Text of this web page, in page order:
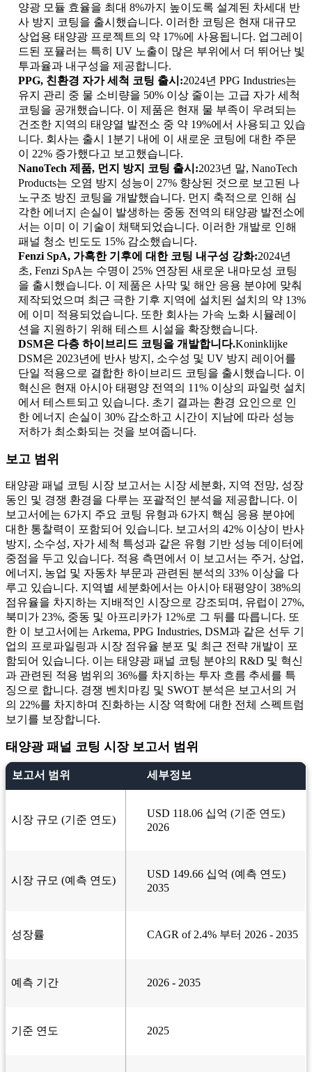
양광 모듈 효율을 최대 8%까지 높이도록 설계된 차세대 반
사 방지 코팅을 출시했습니다. 이러한 코팅은 현재 대규모
상업용 태양광 프로젝트의 약 17%에 사용됩니다. 업그레이
드된 포뮬러는 특히 UV 노출이 많은 부위에서 더 뛰어난 빛
투과율과 내구성을 제공합니다.
PPG, 친환경 자가 세척 코팅 출시:2024년 PPG Industries는
유지 관리 중 물 소비량을 50% 이상 줄이는 고급 자가 세척
코팅을 공개했습니다. 이 제품은 현재 물 부족이 우려되는
건조한 지역의 태양열 발전소 중 약 19%에서 사용되고 있습
니다. 회사는 출시 1분기 내에 이 새로운 코팅에 대한 주문
이 22% 증가했다고 보고했습니다.
NanoTech 제품, 먼지 방지 코팅 출시:2023년 말, NanoTech
Products는 오염 방지 성능이 27% 향상된 것으로 보고된 나
노구조 방진 코팅을 개발했습니다. 먼지 축적으로 인해 심
각한 에너지 손실이 발생하는 중동 전역의 태양광 발전소에
서는 이미 이 기술이 채택되었습니다. 이러한 개발로 인해
패널 청소 빈도도 15% 감소했습니다.
Fenzi SpA, 가혹한 기후에 대한 코팅 내구성 강화:2024년
초, Fenzi SpA는 수명이 25% 연장된 새로운 내마모성 코팅
을 출시했습니다. 이 제품은 사막 및 해안 응용 분야에 맞춰
제작되었으며 최근 극한 기후 지역에 설치된 설치의 약 13%
에 이미 적용되었습니다. 또한 회사는 가속 노화 시뮬레이
션을 지원하기 위해 테스트 시설을 확장했습니다.
DSM은 다층 하이브리드 코팅을 개발합니다.Koninklijke
DSM은 2023년에 반사 방지, 소수성 및 UV 방지 레이어를
단일 적용으로 결합한 하이브리드 코팅을 출시했습니다. 이
혁신은 현재 아시아 태평양 전역의 11% 이상의 파일럿 설치
에서 테스트되고 있습니다. 초기 결과는 환경 요인으로 인
한 에너지 손실이 30% 감소하고 시간이 지남에 따라 성능
저하가 최소화되는 것을 보여줍니다.
보고 범위
태양광 패널 코팅 시장 보고서는 시장 세분화, 지역 전망, 성장
동인 및 경쟁 환경을 다루는 포괄적인 분석을 제공합니다. 이
보고서에는 6가지 주요 코팅 유형과 6가지 핵심 응용 분야에
대한 통찰력이 포함되어 있습니다. 보고서의 42% 이상이 반사
방지, 소수성, 자가 세척 특성과 같은 유형 기반 성능 데이터에
중점을 두고 있습니다. 적용 측면에서 이 보고서는 주거, 상업,
에너지, 농업 및 자동차 부문과 관련된 분석의 33% 이상을 다
루고 있습니다. 지역별 세분화에서는 아시아 태평양이 38%의
점유율을 차지하는 지배적인 시장으로 강조되며, 유럽이 27%,
북미가 23%, 중동 및 아프리카가 12%로 그 뒤를 따릅니다. 또
한 이 보고서에는 Arkema, PPG Industries, DSM과 같은 선두 기
업의 프로파일링과 시장 점유율 분포 및 최근 전략 개발이 포
함되어 있습니다. 이는 태양광 패널 코팅 분야의 R&D 및 혁신
과 관련된 적용 범위의 36%를 차지하는 투자 흐름 추세를 특
징으로 합니다. 경쟁 벤치마킹 및 SWOT 분석은 보고서의 거
의 22%를 차지하며 진화하는 시장 역학에 대한 전체 스펙트럼
보기를 보장합니다.
태양광 패널 코팅 시장 보고서 범위
보고서 범위 세부정보
시장 규모 (기준 연도)
USD 118.06 십억 (기준 연도)
2026
시장 규모 (예측 연도)
USD 149.66 십억 (예측 연도)
2035
성장률 CAGR of 2.4% 부터 2026 - 2035
예측 기간 2026 - 2035
기준 연도 2025